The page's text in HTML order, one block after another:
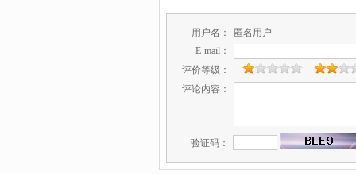
用户名：
匿名用户
E-mail：
评价等级：
评论内容：
验证码：